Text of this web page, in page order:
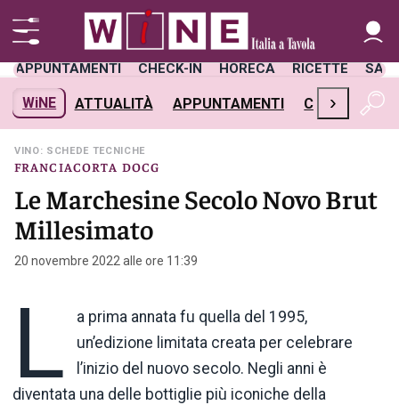
APPUNTAMENTI CHECK-IN HORECA RICETTE
WiNE ATTUALITÀ APPUNTAMENTI CHECK-IN
›
FRANCIACORTA DOCG
VINO: SCHEDE TECNICHE
Le Marchesine Secolo Novo Brut
Millesimato
20 novembre 2022 alle ore 11:39
L
a prima annata fu quella del 1995,
un’edizione limitata creata per celebrare
l’inizio del nuovo secolo. Negli anni è
diventata una delle bottiglie più iconiche della